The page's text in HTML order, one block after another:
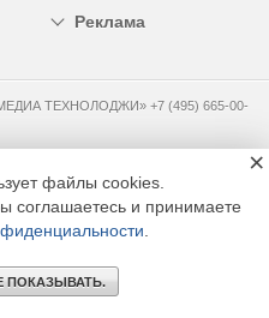
Реклама
ТЕХНОЛОДЖИ» +7 (495) 665-00-
файлы cookies.
соглашаетесь и принимаете
ПОКАЗЫВАТЬ.
×